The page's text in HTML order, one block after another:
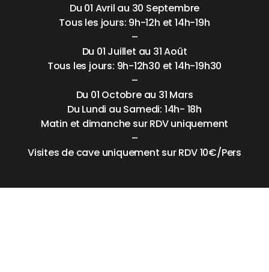
Du 01 Avril au 30 Septembre
Tous les jours: 9h-12h et 14h-19h
–
Du 01 Juillet au 31 Août
Tous les jours: 9h-12h30 et 14h-19h30
–
Du 01 Octobre au 31 Mars
Du Lundi au Samedi: 14h- 18h
Matin et dimanche sur RDV uniquement
–
Visites de cave uniquement sur RDV 10€/Pers